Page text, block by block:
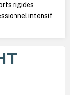
rigides
intensif